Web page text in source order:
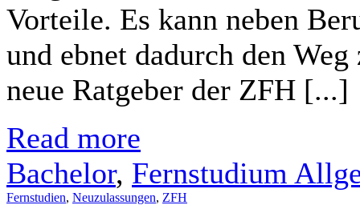
Vorteile. Es kann neben
und ebnet dadurch den
neue Ratgeber der ZFH [...]
Read more
Bachelor, Fernstudium
Fernstudien, Neuzulassungen, ZFH